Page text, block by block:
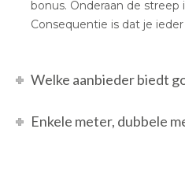
bonus. Onderaan de
Consequentie is dat je
Welke aanbieder biedt
Enkele meter, dubbele